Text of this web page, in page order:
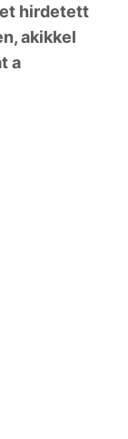
hirdetett
akikkel
a